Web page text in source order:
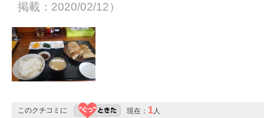
掲載：2020/02/12）
このクチコミに 現在： 1人